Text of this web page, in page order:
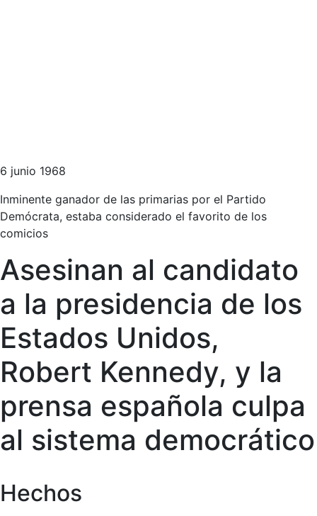
6 junio 1968
Inminente ganador de las primarias por el Partido
Demócrata, estaba considerado el favorito de los
comicios
Asesinan al candidato
a la presidencia de los
Estados Unidos,
Robert Kennedy, y la
prensa española culpa
al sistema democrático
Hechos